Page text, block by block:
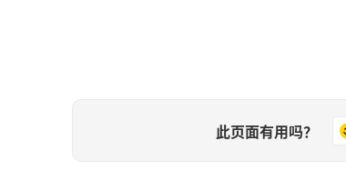
此页面有用吗？